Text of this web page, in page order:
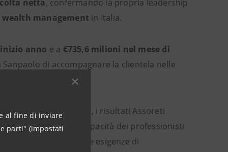
al fine di inviare
parti" (impostati
netta, confermando la propria leadership
wealth management in Italia.
anno e a €735,6 milioni nel mese di
di accompagnare la clientela nelle
di Intesa Sanpaolo, i risultati Assoreti
e riflettono la capacità dei professionisti
attenzione alle esigenze di